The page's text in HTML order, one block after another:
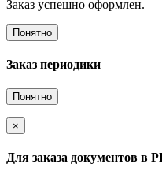
Заказ успешно оформлен.
Понятно
Заказ периодики
Понятно
×
Для заказа документов в